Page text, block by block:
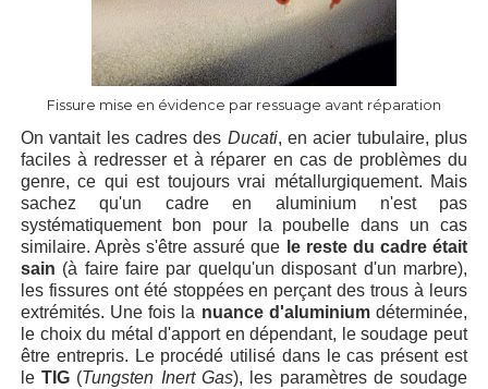
Fissure mise en évidence par ressuage avant réparation
On vantait les cadres des Ducati, en acier tubulaire, plus
faciles à redresser et à réparer en cas de problèmes du
genre, ce qui est toujours vrai métallurgiquement. Mais
sachez qu'un cadre en aluminium n'est pas
systématiquement bon pour la poubelle dans un cas
similaire. Après s'être assuré que le reste du cadre était
sain (à faire faire par quelqu'un disposant d'un marbre),
les fissures ont été stoppées en perçant des trous à leurs
extrémités. Une fois la nuance d'aluminiumdéterminée,
le choix du métal d'apport en dépendant, le soudage peut
être entrepris. Le procédé utilisé dans le cas présent est
leTIG (Tungsten Inert Gas), les paramètres de soudage